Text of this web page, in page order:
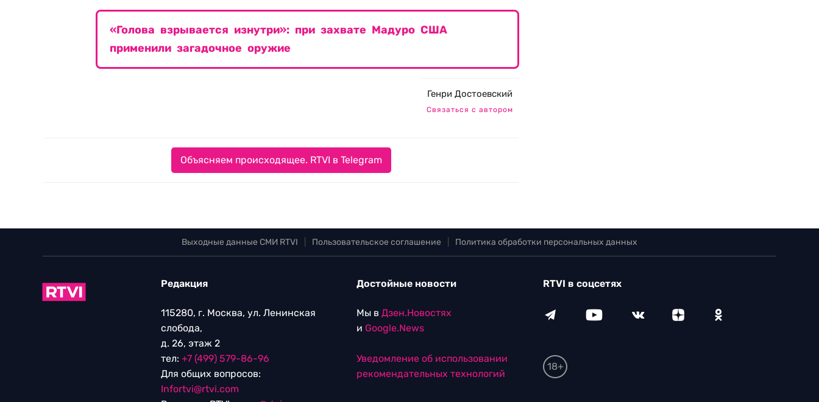
«Голова взрывается изнутри»: при захвате Мадуро США
применили загадочное оружие
Генри Достоевский
Связаться с автором
Объясняем происходящее. RTVI в Telegram
Выходные данные СМИ RTVI Пользовательское соглашение Политика обработки персональных данных
Редакция
115280, г. Москва, ул. Ленинская
слобода,
д. 26, этаж 2
тел: +7 (499) 579-86-96
Для общих вопросов:
Infortvi@rtvi.com
Достойные новости
Мы в Дзен.Новостях
и Google.News
Уведомление об использовании
рекомендательных технологий
RTVI в соцсетях
18+